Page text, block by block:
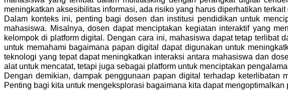
meningkatkan aksesibilitas informasi, ada risiko yang harus diperhatikan terkait
Dalam konteks ini, penting bagi dosen dan institusi pendidikan untuk
mahasiswa. Misalnya, dosen dapat menciptakan kegiatan interaktif yang
kelompok di platform digital. Dengan cara ini, mahasiswa dapat tetap terlibat
untuk memahami bagaimana papan digital dapat digunakan untuk
teknologi yang tepat dapat meningkatkan interaksi antara mahasiswa dan
alat untuk mencatat, tetapi juga sebagai platform untuk menciptakan
Dengan demikian, dampak penggunaan papan digital terhadap
Penting bagi kita untuk mengeksplorasi bagaimana kita dapat